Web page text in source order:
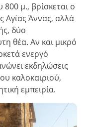
μ., βρίσκεται ο
Αγίας Άννας, αλλά
δύο
θέα. Αν και μικρό
ενεργό
εκδηλώσεις
καλοκαιριού,
εμπειρία.